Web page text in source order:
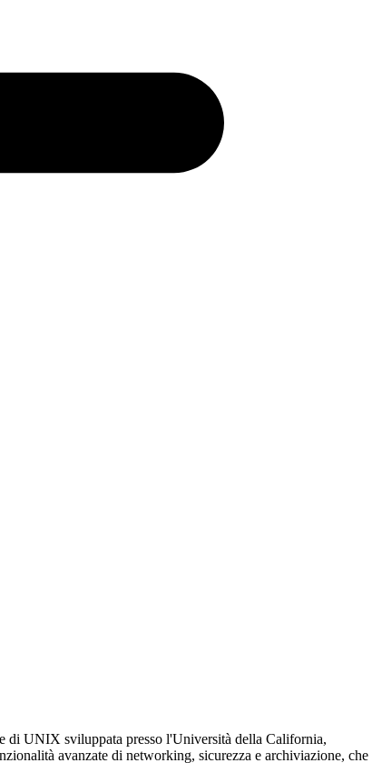
di UNIX sviluppata presso l'Università della California,
avanzate di networking, sicurezza e archiviazione, che